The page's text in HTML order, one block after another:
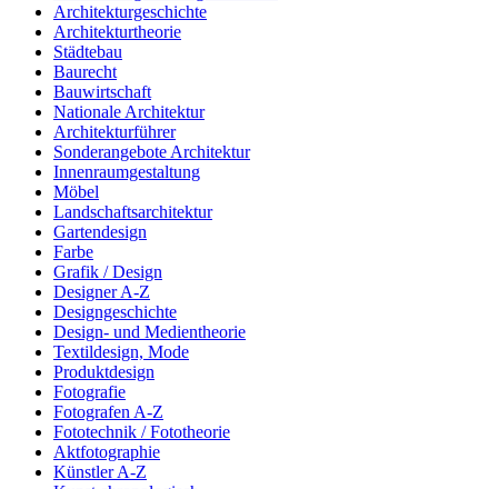
Architekturgeschichte
Architekturtheorie
Städtebau
Baurecht
Bauwirtschaft
Nationale Architektur
Architekturführer
Sonderangebote Architektur
Innenraumgestaltung
Möbel
Landschaftsarchitektur
Gartendesign
Farbe
Grafik / Design
Designer A-Z
Designgeschichte
Design- und Medientheorie
Textildesign, Mode
Produktdesign
Fotografie
Fotografen A-Z
Fototechnik / Fototheorie
Aktfotographie
Künstler A-Z